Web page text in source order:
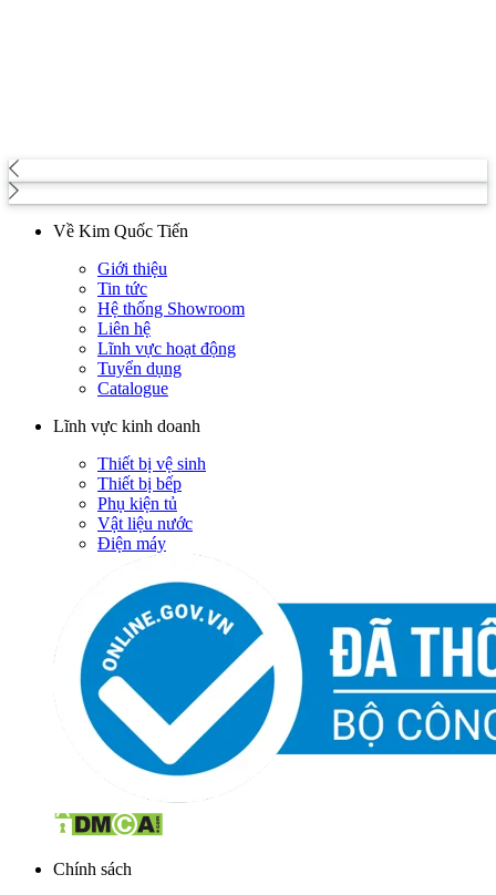
Về Kim Quốc Tiến
Giới thiệu
Tin tức
Hệ thống Showroom
Liên hệ
Lĩnh vực hoạt động
Tuyển dụng
Catalogue
Lĩnh vực kinh doanh
Thiết bị vệ sinh
Thiết bị bếp
Phụ kiện tủ
Vật liệu nước
Điện máy
Chính sách